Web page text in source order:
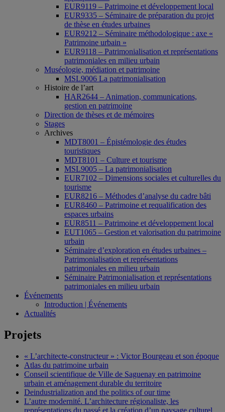
EUR9119 – Patrimoine et développement local
EUR9335 – Séminaire de préparation du projet
de thèse en études urbaines
EUR9212 – Séminaire méthodologique : axe «
Patrimoine urbain »
EUR9118 – Patrimonialisation et représentations
patrimoniales en milieu urbain
Muséologie, médiation et patrimoine
MSL9006 La patrimonialisation
Histoire de l’art
HAR2644 – Animation, communications,
gestion en patrimoine
Direction de thèses et de mémoires
Stages
Archives
MDT8001 – Épistémologie des études
touristiques
MDT8101 – Culture et tourisme
MSL9005 – La patrimonialisation
EUR7102 – Dimensions sociales et culturelles du
tourisme
EUR8216 – Méthodes d’analyse du cadre bâti
EUR8460 – Patrimoine et requalification des
espaces urbains
EUR8511 – Patrimoine et développement local
EUT1065 – Gestion et valorisation du patrimoine
urbain
Séminaire d’exploration en études urbaines –
Patrimonialisation et représentations
patrimoniales en milieu urbain
Séminaire Patrimonialisation et représentations
patrimoniales en milieu urbain
Événements
Introduction | Événements
Actualités
Projets
« L’architecte-constructeur » : Victor Bourgeau et son époque
Atlas du patrimoine urbain
Conseil scientifique de Ville de Saguenay en patrimoine
urbain et aménagement durable du territoire
Deindustrialization and the politics of our time
L’autre modernité. L’architecture régionaliste, les
représentations du passé et la création d’un paysage culturel